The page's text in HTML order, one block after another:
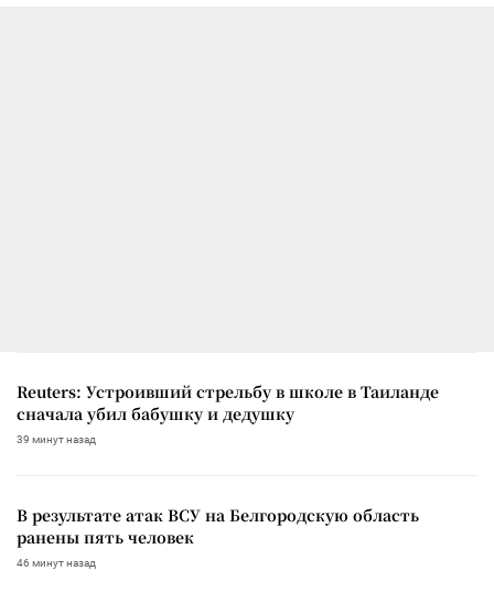
Reuters: Устроивший стрельбу в школе в Таиланде
сначала убил бабушку и дедушку
39 минут назад
В результате атак ВСУ на Белгородскую область
ранены пять человек
46 минут назад